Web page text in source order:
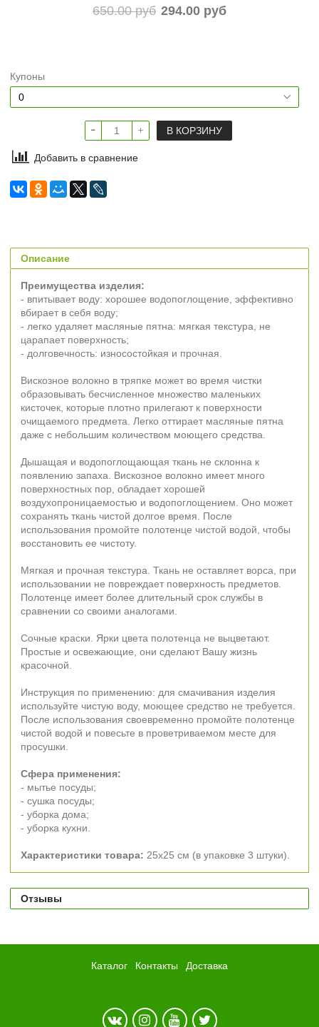
650.00 руб 294.00 руб
Купоны
В КОРЗИНУ
Добавить в сравнение
Описание
Преимущества изделия:
- впитывает воду: хорошее водопоглощение, эффективно
вбирает в себя воду;
- легко удаляет масляные пятна: мягкая текстура, не
царапает поверхность;
- долговечность: износостойкая и прочная.
Вискозное волокно в тряпке может во время чистки
образовывать бесчисленное множество маленьких
кисточек, которые плотно прилегают к поверхности
очищаемого предмета. Легко оттирает масляные пятна
даже с небольшим количеством моющего средства.
Дышащая и водопоглощающая ткань не склонна к
появлению запаха. Вискозное волокно имеет много
поверхностных пор, обладает хорошей
воздухопроницаемостью и водопоглощением. Оно может
сохранять ткань чистой долгое время. После
использования промойте полотенце чистой водой, чтобы
восстановить ее чистоту.
Мягкая и прочная текстура. Ткань не оставляет ворса, при
использовании не повреждает поверхность предметов.
Полотенце имеет более длительный срок службы в
сравнении со своими аналогами.
Сочные краски. Ярки цвета полотенца не выцветают.
Простые и освежающие, они сделают Вашу жизнь
красочной.
Инструкция по применению: для смачивания изделия
используйте чистую воду, моющее средство не требуется.
После использования своевременно промойте полотенце
чистой водой и повесьте в проветриваемом месте для
просушки.
Сфера применения:
- мытье посуды;
- сушка посуды;
- уборка дома;
- уборка кухни.
Характеристики товара: 25х25 см (в упаковке 3 штуки).
Отзывы
Каталог Контакты Доставка